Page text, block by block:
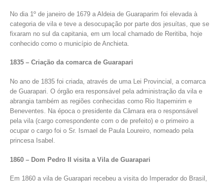
No dia 1º de janeiro de 1679 a Aldeia de Guaraparim foi elevada à
categoria de vila e teve a desocupação por parte dos jesuítas, que se
fixaram no sul da capitania, em um local chamado de Reritiba, hoje
conhecido como o município de Anchieta.
1835 – Criação da comarca de Guarapari
No ano de 1835 foi criada, através de uma Lei Provincial, a comarca
de Guarapari. O órgão era responsável pela administração da vila e
abrangia também as regiões conhecidas como Rio Itapemirim e
Beneventes. Na época o presidente da Câmara era o responsável
pela vila (cargo correspondente com o de prefeito) e o primeiro a
ocupar o cargo foi o Sr. Ismael de Paula Loureiro, nomeado pela
princesa Isabel.
1860 – Dom Pedro II visita a Vila de Guarapari
Em 1860 a vila de Guarapari recebeu a visita do Imperador do Brasil,